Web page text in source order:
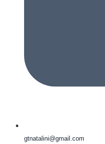
gtnatalini@gmail.com